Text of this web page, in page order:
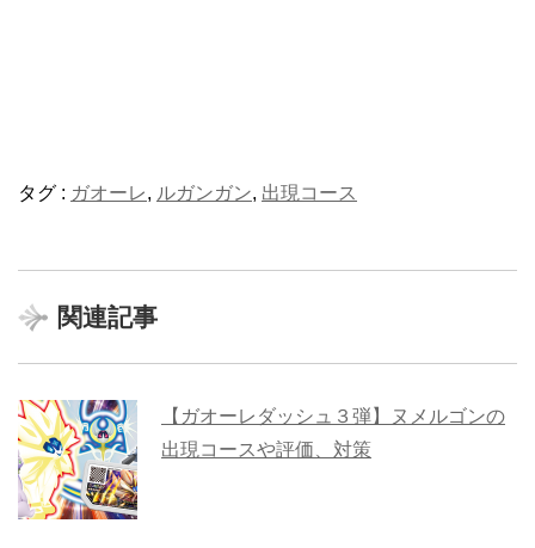
タグ : ガオーレ, ルガンガン, 出現コース
関連記事
【ガオーレダッシュ３弾】ヌメルゴンの
出現コースや評価、対策